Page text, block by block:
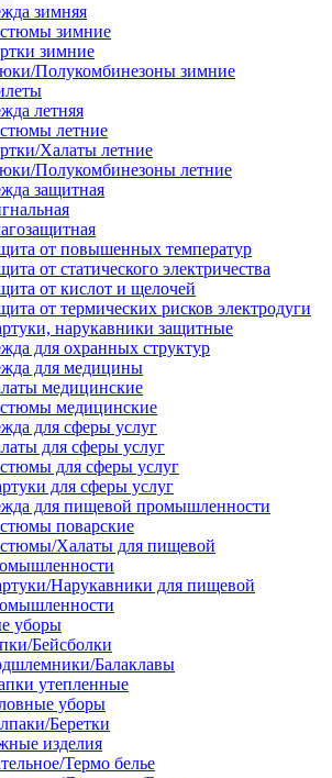
зимняя
зимние
зимние
Полукомбинезоны зимние
летняя
летние
Халаты летние
Полукомбинезоны летние
защитная
от повышенных температур
от статического электричества
от кислот и щелочей
от термических рисков электродуги
нарукавники защитные
для охранных структур
для медицины
медицинские
медицинские
для сферы услуг
для сферы услуг
для сферы услуг
для сферы услуг
для пищевой промышленности
поварские
Халаты для пищевой
Нарукавники для пищевой
уборы
Бейсболки
Балаклавы
утепленные
уборы
Беретки
изделия
Термо белье